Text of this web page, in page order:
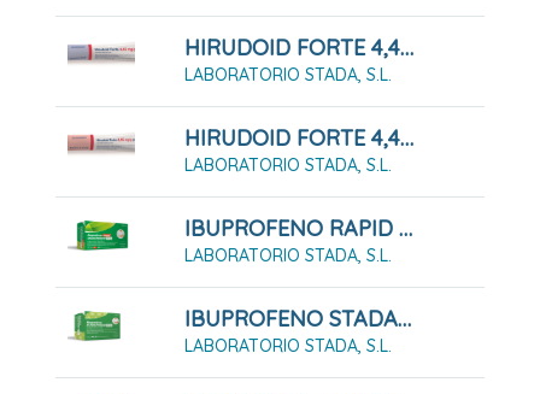
HIRUDOID FORTE 4,45 Mg/g GEL , 1 Tubo De 60 G
LABORATORIO STADA, S.L.
HIRUDOID FORTE 4,45 Mg/g POMADA , 1 Tubo De 60 G
LABORATORIO STADA, S.L.
IBUPROFENO RAPID STADAPHARM 400 MG CÁPSULAS BLANDAS
LABORATORIO STADA, S.L.
IBUPROFENO STADAPHARM 400 MG 20 SOBRE DE SUSPENSIÓN ORAL
LABORATORIO STADA, S.L.